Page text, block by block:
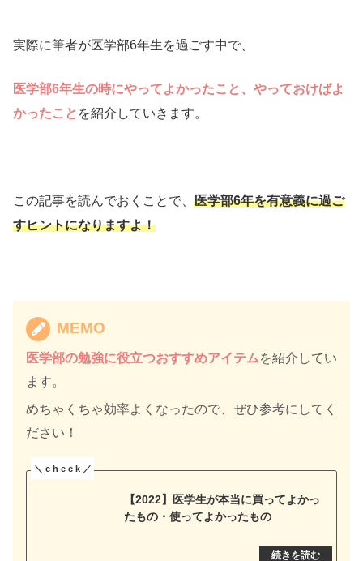
実際に筆者が医学部6年生を過ごす中で、
医学部6年生の時にやってよかったこと、やっておけばよ
かったこと を紹介していきます。
この記事を読んでおくことで、 医学部6年を有意義に過ご
すヒントになりますよ！
MEMO
医学部の勉強に役立つおすすめアイテムを紹介してい
ます。
めちゃくちゃ効率よくなったので、ぜひ参考にしてく
ださい！
【2022】医学生が本当に買ってよかっ
たもの・使ってよかったもの